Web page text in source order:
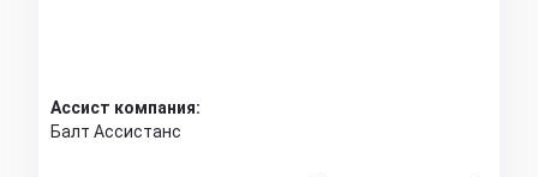
Ассист компания:
Балт Ассистанс